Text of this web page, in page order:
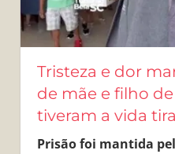
Tristeza e dor
de mãe e filho
tiveram a vida
Prisão foi mantida